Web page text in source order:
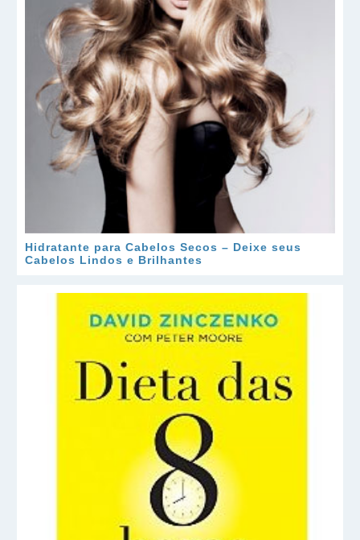
Hidratante para Cabelos Secos – Deixe seus
Cabelos Lindos e Brilhantes